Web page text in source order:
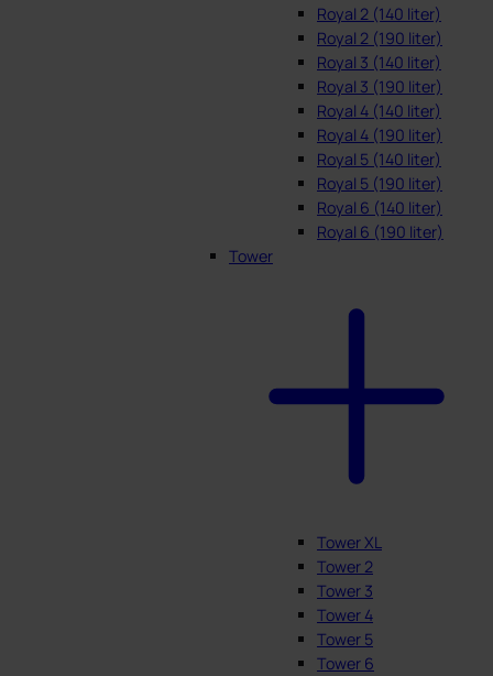
Royal 2 (140 liter)
Royal 2 (190 liter)
Royal 3 (140 liter)
Royal 3 (190 liter)
Royal 4 (140 liter)
Royal 4 (190 liter)
Royal 5 (140 liter)
Royal 5 (190 liter)
Royal 6 (140 liter)
Royal 6 (190 liter)
Tower
Tower XL
Tower 2
Tower 3
Tower 4
Tower 5
Tower 6